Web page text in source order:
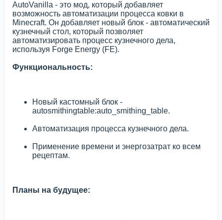
AutoVanilla - это мод, который добавляет
возможность автоматизации процесса ковки в
Minecraft. Он добавляет новый блок - автоматический
кузнечный стол, который позволяет
автоматизировать процесс кузнечного дела,
используя Forge Energy (FE).
Функциональность:
Новый кастомный блок -
autosmithingtable:auto_smithing_table.
Автоматизация процесса кузнечного дела.
Применение времени и энергозатрат ко всем
рецептам.
Планы на будущее: